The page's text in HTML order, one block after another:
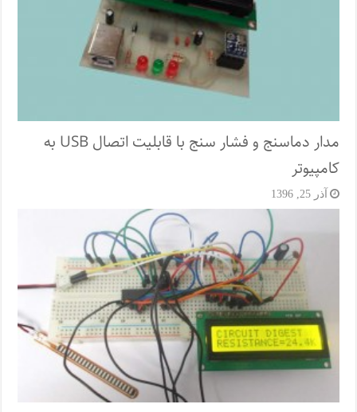
مدار دماسنج و فشار سنج با قابلیت اتصال USB به
کامپیوتر
آذر 25, 1396